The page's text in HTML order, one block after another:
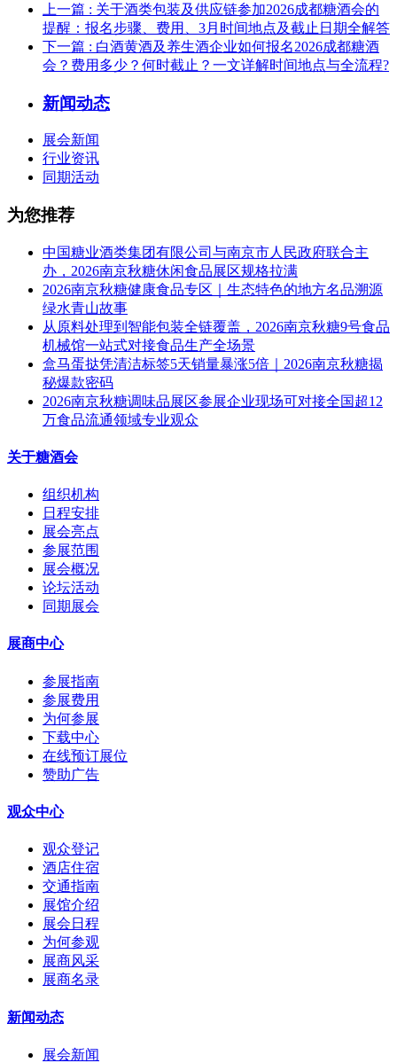
上一篇 : 关于酒类包装及供应链参加2026成都糖酒会的
提醒：报名步骤、费用、3月时间地点及截止日期全解答
下一篇 : 白酒黄酒及养生酒企业如何报名2026成都糖酒
会？费用多少？何时截止？一文详解时间地点与全流程?
新闻动态
展会新闻
行业资讯
同期活动
为您推荐
中国糖业酒类集团有限公司与南京市人民政府联合主
办，2026南京秋糖休闲食品展区规格拉满
2026南京秋糖健康食品专区｜生态特色的地方名品溯源
绿水青山故事
从原料处理到智能包装全链覆盖，2026南京秋糖9号食品
机械馆一站式对接食品生产全场景
盒马蛋挞凭清洁标签5天销量暴涨5倍｜2026南京秋糖揭
秘爆款密码
2026南京秋糖调味品展区参展企业现场可对接全国超12
万食品流通领域专业观众
关于糖酒会
组织机构
日程安排
展会亮点
参展范围
展会概况
论坛活动
同期展会
展商中心
参展指南
参展费用
为何参展
下载中心
在线预订展位
赞助广告
观众中心
观众登记
酒店住宿
交通指南
展馆介绍
展会日程
为何参观
展商风采
展商名录
新闻动态
展会新闻